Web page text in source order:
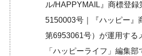
ル/HAPPYMAIL』商標登録
5150003号｜『ハッピー』
第6953061号）が運用する
「ハッピーライフ」編集部